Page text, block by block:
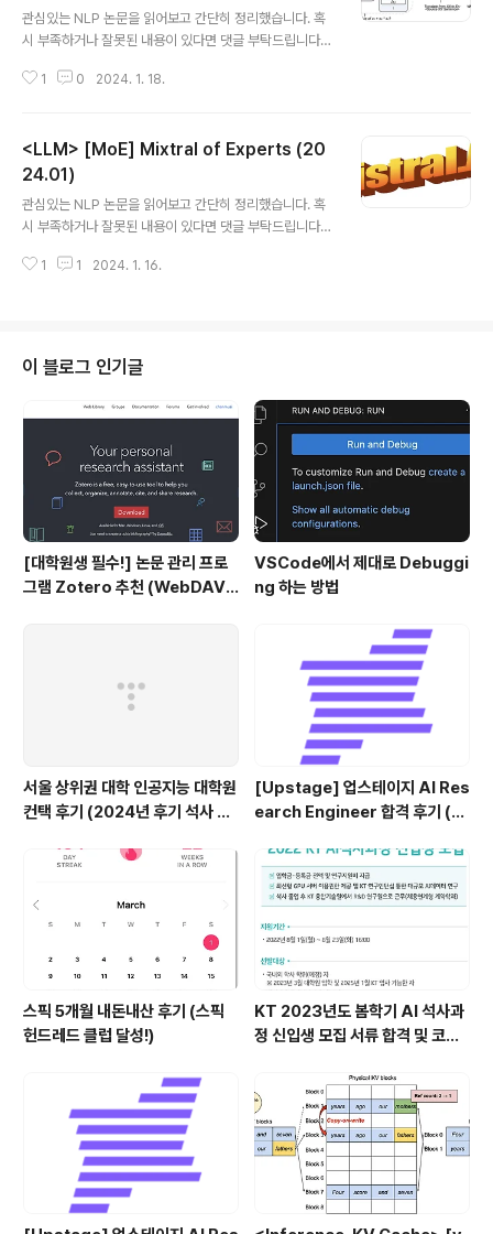
gh Composition (2024.01)
관심있는 NLP 논문을 읽어보고 간단히 정리했습니다. 혹
시 부족하거나 잘못된 내용이 있다면 댓글 부탁드립니다
Google DeepMind] - 다른 모델 간의 cross-attenti
els - 기존 LLM은 're-using'하면서 새로운 few additi
onal parameters와 data를 사용 - 다양한 도메인과 환
경에 적용 가능하다는 특징(장점)을 보유 1. Introduction
LLM은 여러 태스크 중에서도 이전과 달리 commonsen
se 또는 factual reas..
1 0 2024. 1. 18.
<LLM> [MoE] Mixtral of Experts (20
24.01)
관심있는 NLP 논문을 읽어보고 간단히 정리했습니다. 혹
시 부족하거나 잘못된 내용이 있다면 댓글 부탁드립니다
7B 아키텍쳐에서 각 layer를 8개의 feedforward bloc
각 토큰은 47B 파라미터에 대해 접근할 수 있지만 추론 단
계에 활용되는 것은 13B의 activa parameters 뿐임 - i
nstruction을 따르도록 tuning된 Mixtral 8x7B - Instr
1 1 2024. 1. 16.
이 블로그 인기글
[대학원생 필수!] 논문 관리 프로
그램 Zotero 추천 (WebDAV
VSCode에서 제대로 Debuggi
ng 하는 방법
서울 상위권 대학 인공지능 대학원
컨택 후기 (2024년 후기 석사 지
[Upstage] 업스테이지 AI Res
earch Engineer 합격 후기 (정
스픽 5개월 내돈내산 후기 (스픽
헌드레드 클럽 달성!)
KT 2023년도 봄학기 AI 석사과
정 신입생 모집 서류 합격 및 코딩